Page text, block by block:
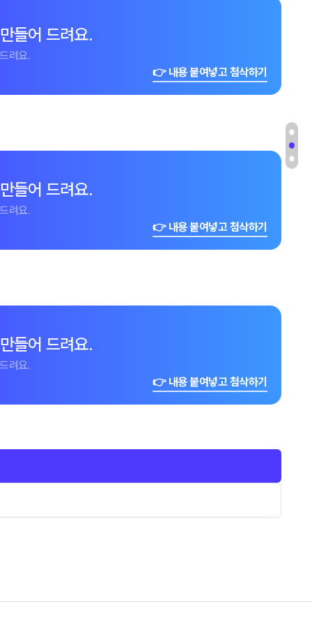
들어 드려요.
려요.
👉 내용 붙여넣고 첨삭하기
들어 드려요.
려요.
👉 내용 붙여넣고 첨삭하기
들어 드려요.
려요.
👉 내용 붙여넣고 첨삭하기